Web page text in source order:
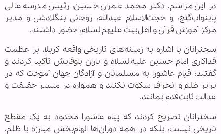
در این مراسم، دکتر محمد عمران حسین، رئیس مدرسه عالی
پاینواب‌گنج، و حجت‌الاسلام عبدالله، روحانی بنگلادشی و مدیر
مرکز آموزش قرآن و اهل‌بیت علیهم‌السلام، حضور داشتند.
سخنرانان با اشاره به زمینه‌های تاریخی واقعه کربلا، بر عظمت
فداکاری امام حسین علیه‌السلام و یاران باوفایش تأکید کردند و
گفتند: قیام عاشورا به مسلمانان و آزادگان جهان آموخت که در
برابر ظلم و انحراف سکوت نکنند و همواره در مسیر حقیقت و
عدالت ثابت‌قدم بمانند.
سخنرانان تصریح کردند که پیام عاشورا محدود به یک مقطع
تاریخی نیست، بلکه در همه دوران‌ها الهام‌بخش مبارزه با ظلم،